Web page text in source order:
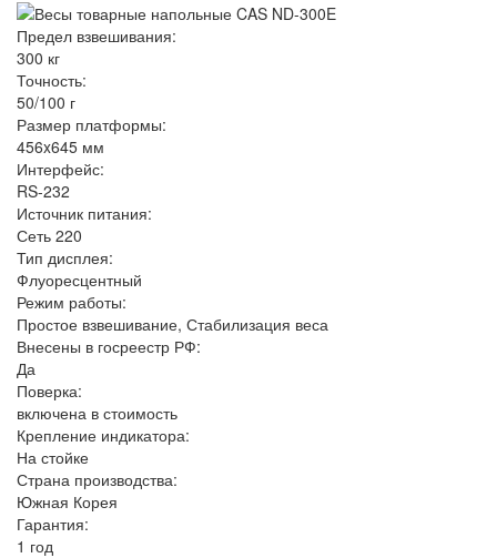
Предел взвешивания:
300 кг
Точность:
50/100 г
Размер платформы:
456x645 мм
Интерфейс:
RS-232
Источник питания:
Сеть 220
Тип дисплея:
Флуоресцентный
Режим работы:
Простое взвешивание, Стабилизация веса
Внесены в госреестр РФ:
Да
Поверка:
включена в стоимость
Крепление индикатора:
На стойке
Страна производства:
Южная Корея
Гарантия:
1 год